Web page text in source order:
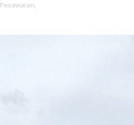
Pesawaran,